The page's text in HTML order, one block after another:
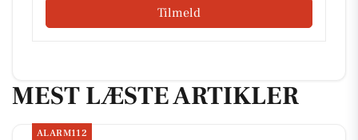
Tilmeld
MEST LÆSTE ARTIKLER
ALARM112